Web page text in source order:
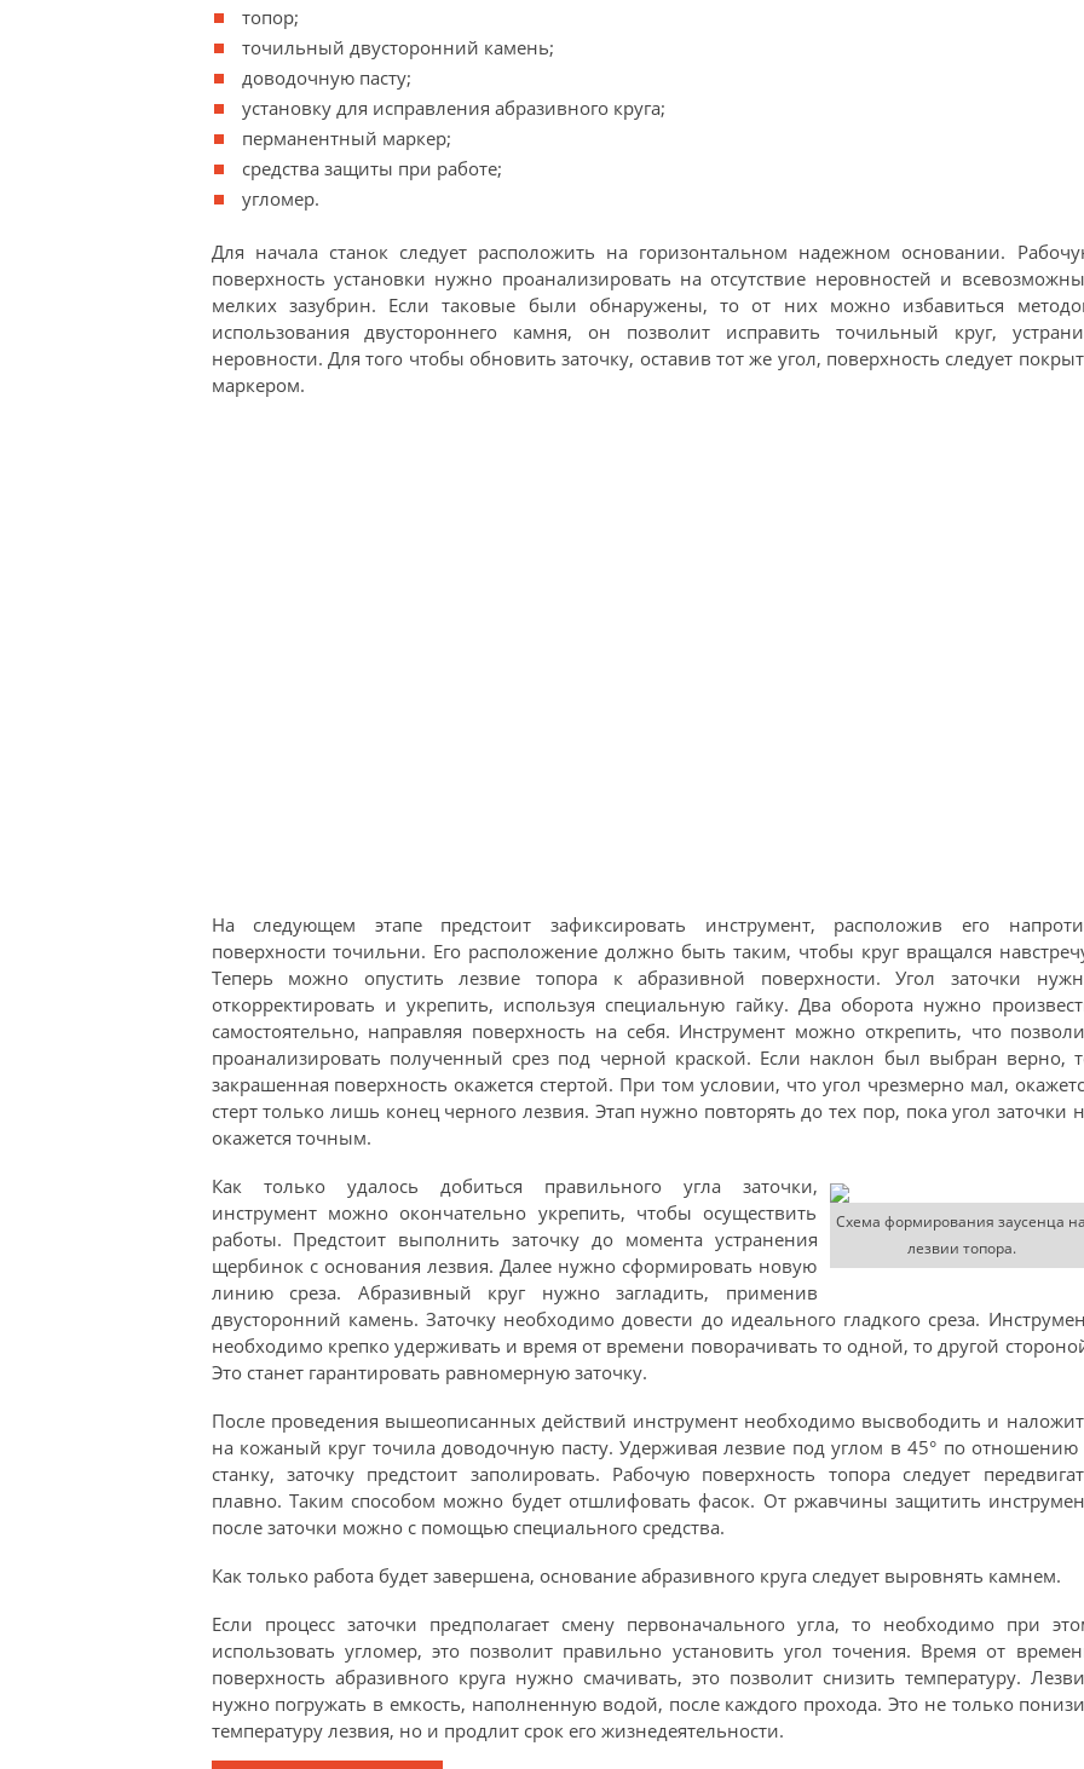
топор;
точильный двусторонний камень;
доводочную пасту;
установку для исправления абразивного круга;
перманентный маркер;
средства защиты при работе;
угломер.
Для начала станок следует расположить на горизонтальном надежном основании.
поверхность установки нужно проанализировать на отсутствие неровностей и
мелких зазубрин. Если таковые были обнаружены, то от них можно избавиться
использования двустороннего камня, он позволит исправить точильный круг,
неровности. Для того чтобы обновить заточку, оставив тот же угол, поверхность следует
маркером.
На следующем этапе предстоит зафиксировать инструмент, расположив его
поверхности точильни. Его расположение должно быть таким, чтобы круг вращался
Теперь можно опустить лезвие топора к абразивной поверхности. Угол заточки
откорректировать и укрепить, используя специальную гайку. Два оборота нужно
самостоятельно, направляя поверхность на себя. Инструмент можно открепить, что
проанализировать полученный срез под черной краской. Если наклон был выбран верно,
закрашенная поверхность окажется стертой. При том условии, что угол чрезмерно мал,
стерт только лишь конец черного лезвия. Этап нужно повторять до тех пор, пока угол заточки
окажется точным.
Схема формирования заусенца на
лезвии топора.
Как только удалось добиться правильного угла заточки,
инструмент можно окончательно укрепить, чтобы осуществить
работы. Предстоит выполнить заточку до момента устранения
щербинок с основания лезвия. Далее нужно сформировать новую
линию среза. Абразивный круг нужно загладить, применив
двусторонний камень. Заточку необходимо довести до идеального гладкого среза.
необходимо крепко удерживать и время от времени поворачивать то одной, то другой
Это станет гарантировать равномерную заточку.
После проведения вышеописанных действий инструмент необходимо высвободить и
на кожаный круг точила доводочную пасту. Удерживая лезвие под углом в 45° по отношению
станку, заточку предстоит заполировать. Рабочую поверхность топора следует
плавно. Таким способом можно будет отшлифовать фасок. От ржавчины защитить
после заточки можно с помощью специального средства.
Как только работа будет завершена, основание абразивного круга следует выровнять камнем.
Если процесс заточки предполагает смену первоначального угла, то необходимо при
использовать угломер, это позволит правильно установить угол точения. Время от
поверхность абразивного круга нужно смачивать, это позволит снизить температуру.
нужно погружать в емкость, наполненную водой, после каждого прохода. Это не только
температуру лезвия, но и продлит срок его жизнедеятельности.